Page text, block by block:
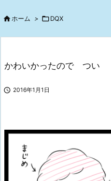
ホーム > DQX
かわいかったので つい
 2016年1月1日